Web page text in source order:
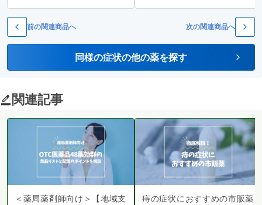
前の関連商品へ 次の関連商品へ
同様の症状の他の薬を探す
関連記事
＜薬局薬剤師向け＞【地域支
痔の症状におすすめの市販薬